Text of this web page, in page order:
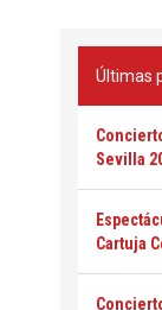
Últimas
Sevilla
Cartuja